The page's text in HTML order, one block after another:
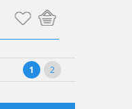
1 2